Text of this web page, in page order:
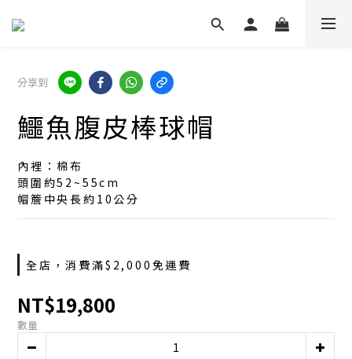
分享到
鱷魚腹皮棒球帽
內裡：棉布
頭圍約52~55cm
帽簷中央長約10公分
全店，消費滿$2,000免運費
NT$19,800
數量